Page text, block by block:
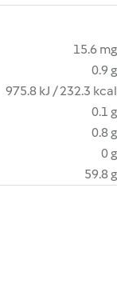
15.6 mg
0.9 g
975.8 kJ / 232.3 kcal
0.1 g
0.8 g
0 g
59.8 g